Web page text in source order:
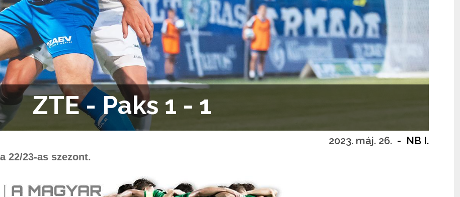
ZTE - Paks 1 - 1
2023. máj. 26. - NB I.
22/23-as szezont.